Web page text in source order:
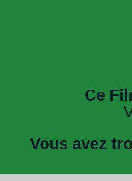
Ce
Vous avez